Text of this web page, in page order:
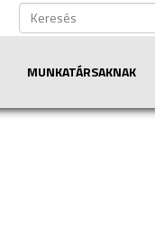
MUNKATÁRSAKNAK